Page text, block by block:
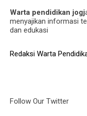
Warta pendidikan jogj
menyajikan informasi
dan edukasi
Redaksi Warta
Follow Our Twitter